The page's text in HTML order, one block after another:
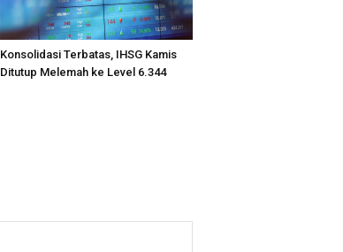
Konsolidasi Terbatas, IHSG Kamis
Ditutup Melemah ke Level 6.344